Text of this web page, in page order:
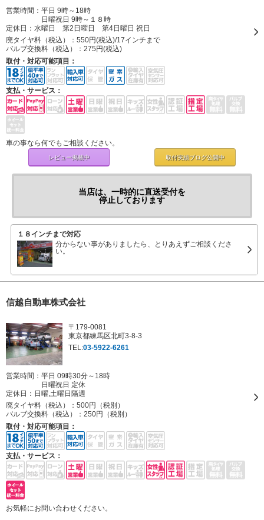
営業時間：平日 9時～18時
日曜祝日 9時～１８時
定休日： 水曜日 第2日曜日 第4日曜日 祝日
廃タイヤ料（税込）： 550円(税込)/17インチまで
バルブ交換料（税込）： 275円(税込)
取付・対応可能項目：
支払・サービス：
車の事なら何でもご相談ください。
レビュー掲載中 取付実績ブログ公開中
当店は、一時的に直送受付を
停止しております
１８インチまで対応
分からない事がありましたら、とりあえずご相談くださ
い。
信越自動車株式会社
〒179-0081
東京都練馬区北町3-8-3
TEL:03-5922-6261
営業時間：平日 09時30分～18時
日曜祝日 定休
定休日： 日曜,土曜日隔週
廃タイヤ料（税込）： 500円（税別）
バルブ交換料（税込）： 250円（税別）
取付・対応可能項目：
支払・サービス：
お気軽にお問い合わせください。